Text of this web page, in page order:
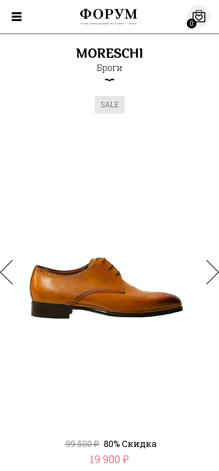
0
MORESCHI
Броги
SALE
99 500₽ 80% Скидка
19 900 ₽